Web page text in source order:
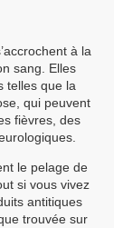
à la
sang. Elles
telles que la
qui peuvent
fièvres, des
le pelage de
si vous vivez
antitiques
trouvée sur